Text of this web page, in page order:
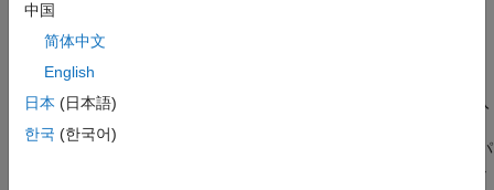
モデルには、2 チャネルの FIR フィルターが含まれています。入
力データ ベクトルには、異なる周波数をもつ正弦波信号の 2 つ
のストリームが含まれています。入力データ ストリームはローパ
ス フィルターで処理されます。このフィルターの係数は [モデル
中国
简体中文
English
日本 (日本語)
한국 (한국어)